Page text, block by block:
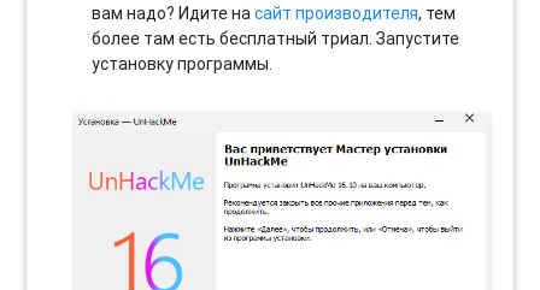
вам надо? Идите насайт производителя, тем
более там есть бесплатный триал. Запустите
установку программы.